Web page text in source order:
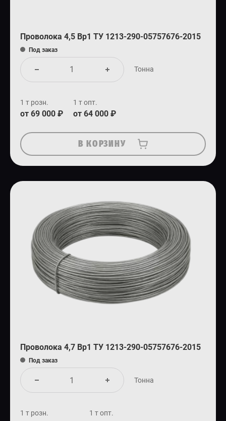
Проволока 4,5 Вр1 ТУ 1213-290-05757676-2015
Под заказ
Тонна
1 т розн.
от 69 000 ₽
1 т опт.
от 64 000 ₽
В КОРЗИНУ
Проволока 4,7 Вр1 ТУ 1213-290-05757676-2015
Под заказ
Тонна
1 т розн. 1 т опт.